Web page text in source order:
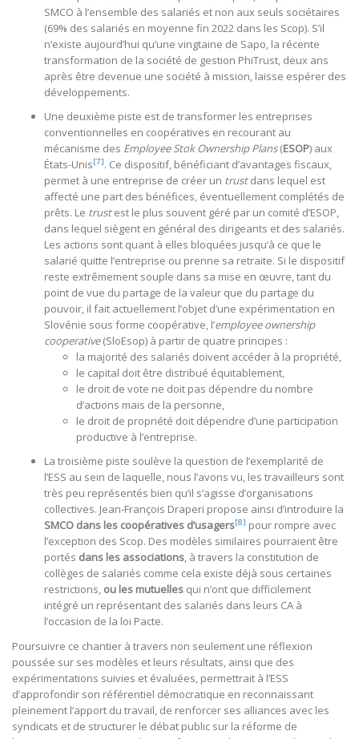
SMCO à l’ensemble des salariés et non aux seuls sociétaires
(69% des salariés en moyenne fin 2022 dans les Scop). S’il
n’existe aujourd’hui qu’une vingtaine de Sapo, la récente
transformation de la société de gestion PhiTrust, deux ans
après être devenue une société à mission, laisse espérer des
développements.
Une deuxième piste est de transformer les entreprises
conventionnelles en coopératives en recourant au
mécanisme des Employee Stok Ownership Plans(ESOP) aux
États-Unis[7]. Ce dispositif, bénéficiant d’avantages fiscaux,
permet à une entreprise de créer un trustdans lequel est
affecté une part des bénéfices, éventuellement complétés de
prêts. Le trustest le plus souvent géré par un comité d’ESOP,
dans lequel siègent en général des dirigeants et des salariés.
Les actions sont quant à elles bloquées jusqu’à ce que le
salarié quitte l’entreprise ou prenne sa retraite. Si le dispositif
reste extrêmement souple dans sa mise en œuvre, tant du
point de vue du partage de la valeur que du partage du
pouvoir, il fait actuellement l’objet d’une expérimentation en
Slovénie sous forme coopérative, l’employee ownership
cooperative(SloEsop) à partir de quatre principes :
la majorité des salariés doivent accéder à la propriété,
le capital doit être distribué équitablement,
le droit de vote ne doit pas dépendre du nombre
d’actions mais de la personne,
le droit de propriété doit dépendre d’une participation
productive à l’entreprise.
La troisième piste soulève la question de l’exemplarité de
l’ESS au sein de laquelle, nous l’avons vu, les travailleurs sont
très peu représentés bien qu’il s’agisse d’organisations
collectives. Jean-François Draperi propose ainsi d’introduire la
SMCO dans les coopératives d’usagers[8] pour rompre avec
l’exception des Scop. Des modèles similaires pourraient être
portés dans les associations , à travers la constitution de
collèges de salariés comme cela existe déjà sous certaines
restrictions, ou les mutuelles qui n’ont que difficilement
intégré un représentant des salariés dans leurs CA à
l’occasion de la loi Pacte.
Poursuivre ce chantier à travers non seulement une réflexion
poussée sur ses modèles et leurs résultats, ainsi que des
expérimentations suivies et évaluées, permettrait à l’ESS
d’approfondir son référentiel démocratique en reconnaissant
pleinement l’apport du travail, de renforcer ses alliances avec les
syndicats et de structurer le débat public sur la réforme de